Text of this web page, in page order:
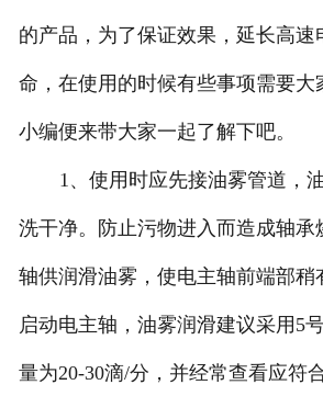
的产品，为了保证效果，延长高速
命，在使用的时候有些事项需要大
小编便来带大家一起了解下吧。
1、使用时应先接油雾管道，
洗干净。防止污物进入而造成轴承
轴供润滑油雾，使电主轴前端部稍
启动电主轴，油雾润滑建议采用5
量为20-30滴/分，并经常查看应符